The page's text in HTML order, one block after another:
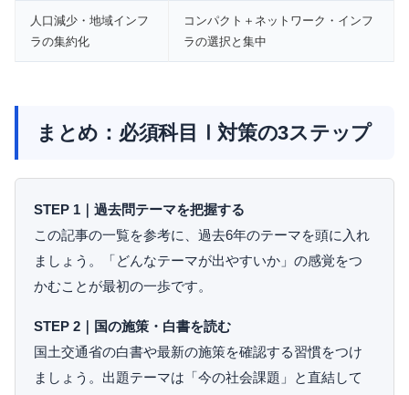
人口減少・地域インフ
ラの集約化
コンパクト＋ネットワーク・インフ
ラの選択と集中
まとめ：必須科目Ⅰ対策の3ステップ
STEP 1｜過去問テーマを把握する
この記事の一覧を参考に、過去6年のテーマを頭に入れ
ましょう。「どんなテーマが出やすいか」の感覚をつ
かむことが最初の一歩です。
STEP 2｜国の施策・白書を読む
国土交通省の白書や最新の施策を確認する習慣をつけ
ましょう。出題テーマは「今の社会課題」と直結して